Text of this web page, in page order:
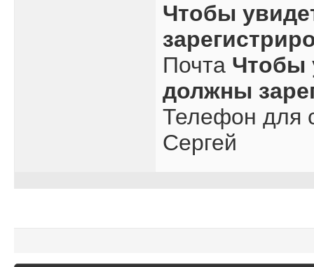
Чтобы
Почта Чтобы
должны
Телефон для
Сергей